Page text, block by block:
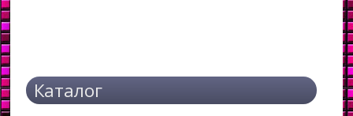
Каталог